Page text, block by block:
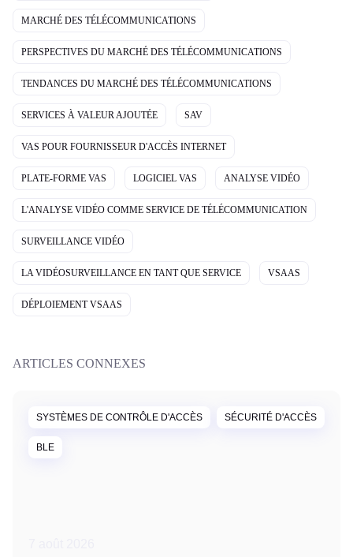
MARCHÉ DES TÉLÉCOMMUNICATIONS
PERSPECTIVES DU MARCHÉ DES TÉLÉCOMMUNICATIONS
TENDANCES DU MARCHÉ DES TÉLÉCOMMUNICATIONS
SERVICES À VALEUR AJOUTÉE SAV
VAS POUR FOURNISSEUR D'ACCÈS INTERNET
PLATE-FORME VAS LOGICIEL VAS ANALYSE VIDÉO
L'ANALYSE VIDÉO COMME SERVICE DE TÉLÉCOMMUNICATION
SURVEILLANCE VIDÉO
LA VIDÉOSURVEILLANCE EN TANT QUE SERVICE VSAAS
DÉPLOIEMENT VSAAS
ARTICLES CONNEXES
SYSTÈMES DE CONTRÔLE D'ACCÈS SÉCURITÉ D'ACCÈS
BLE